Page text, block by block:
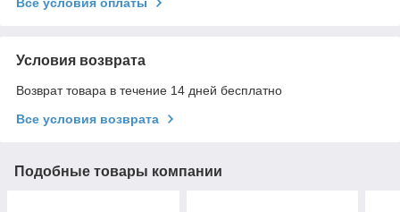
Условия возврата
Возврат товара в течение 14 дней бесплатно
Все условия возврата
Подобные товары компании